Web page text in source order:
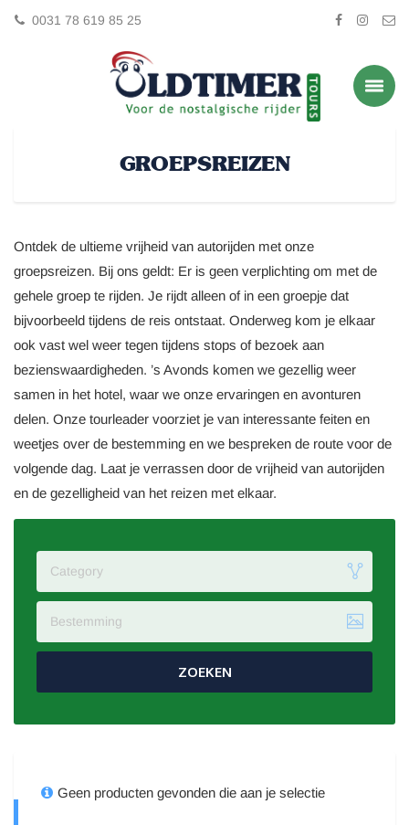
0031 78 619 85 25
GROEPSREIZEN
Ontdek de ultieme vrijheid van autorijden met onze
groepsreizen. Bij ons geldt: Er is geen verplichting om met de
gehele groep te rijden. Je rijdt alleen of in een groepje dat
bijvoorbeeld tijdens de reis ontstaat. Onderweg kom je elkaar
ook vast wel weer tegen tijdens stops of bezoek aan
bezienswaardigheden. ’s Avonds komen we gezellig weer
samen in het hotel, waar we onze ervaringen en avonturen
delen. Onze tourleader voorziet je van interessante feiten en
weetjes over de bestemming en we bespreken de route voor de
volgende dag. Laat je verrassen door de vrijheid van autorijden
en de gezelligheid van het reizen met elkaar.
Category
Bestemming
ZOEKEN
Geen producten gevonden die aan je selectie